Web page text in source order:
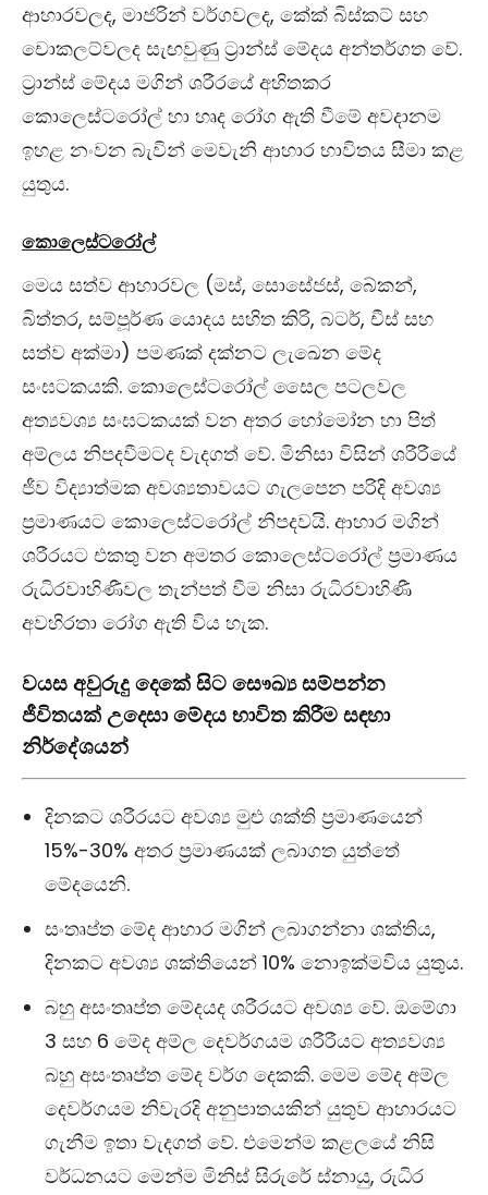
ආහාරවලද, මාජරින් වර්ගවලද, කේක් බිස්කට් සහ
චොකලට්වලද සැඟවුණු ට්‍රාන්ස් මේදය අන්තර්ගත වේ.
ට්‍රාන්ස් මේදය මගින් ශරීරයේ අහිතකර
කොලෙස්ටරෝල් හා හෘද රෝග ඇති වීමේ අවදානම
ඉහළ නංවන බැවින් මෙවැනි ආහාර භාවිතය සීමා කළ
යුතුය.
කොලෙස්ටරෝල්
මෙය සත්ව ආහාරවල (මස්, සොසේජස්, බේකන්,
බිත්තර, සම්පූර්ණ යොදය සහිත කිරි, බටර්, චීස් සහ
සත්ව අක්මා) පමණක් දක්නට ලැඛෙන මේද
සංඝටකයකි. කොලෙස්ටරෝල් සෛල පටලවල
අත්‍යවශ්‍ය සංඝටකයක් වන අතර හෝමෝන හා පිත්
අම්ලය නිපදවීමටද වැදගත් වේ. මිනිසා විසින් ශරීරීයේ
ජීව විද්‍යාත්මක අවශ්‍යතාවයට ගැලපෙන පරිදි අවශ්‍ය
ප්‍රමාණයට කොලෙස්ටරෝල් නිපදවයි. ආහාර මගින්
ශරීරයට එකතු වන අමතර කොලෙස්ටරෝල් ප්‍රමාණය
රුධිරවාහිණීවල තැන්පත් වීම නිසා රුධිරවාහිණී
අවහිරතා රෝග ඇති විය හැක.
වයස අවුරුදු දෙකේ සිට සෞඛ්‍ය සම්පන්න
ජීවිතයක් උදෙසා මේදය භාවිත කිරීම සඳහා
නිර්දේශයන්
දිනකට ශරීරයට අවශ්‍ය මුළු ශක්ති ප්‍රමාණයෙන්
15%-30% අතර ප්‍රමාණයක් ලබාගත යුත්තේ
මේදයෙනි.
සංතෘප්ත මේද ආහාර මගින් ලබාගන්නා ශක්තිය,
දිනකට අවශ්‍ය ශක්තියෙන් 10% නොඉක්මවිය යුතුය.
බහු අසංතෘප්ත මේදයද ශරීරයට අවශ්‍ය වේ. ඔමේගා
3 සහ 6 මේද අම්ල දෙවර්ගයම ශරීරීයට අත්‍යවශ්‍ය
බහු අසංතෘප්ත මේද වර්ග දෙකකි. මෙම මේද අම්ල
දෙවර්ගයම නිවැරදි අනුපාතයකින් යුතුව ආහාරයට
ගැනීම ඉතා වැදගත් වේ. එමෙන්ම කළලයේ නිසි
වර්ධනයට මෙන්ම මිනිස් සිරුරේ ස්නායු, රුධිර